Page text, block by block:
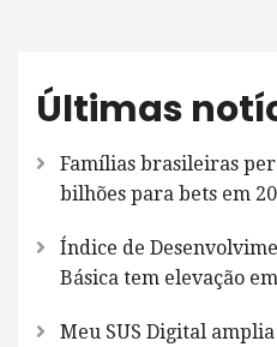
Últimas
Famílias brasileiras
bilhões para bets em
Índice de
Básica tem elevação
Meu SUS Digital